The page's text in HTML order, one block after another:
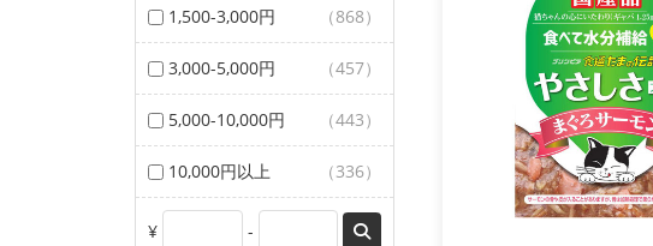
1,500-3,000円 （868）
3,000-5,000円 （457）
5,000-10,000円 （443）
10,000円以上 （336）
¥ -